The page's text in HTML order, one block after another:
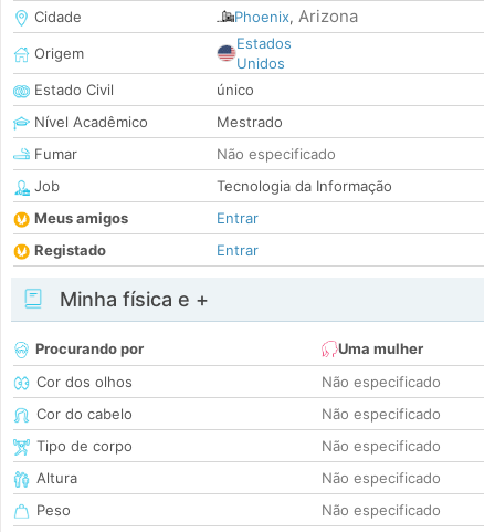
Cidade
Phoenix, Arizona
Origem
Estados
Unidos
Estado Civil
único
Nível Acadêmico
Mestrado
Fumar
Não especificado
Job
Tecnologia da Informação
Meus amigos
Entrar
Registado
Entrar
Minha física e +
Procurando por
Uma mulher
Cor dos olhos
Não especificado
Cor do cabelo
Não especificado
Tipo de corpo
Não especificado
Altura
Não especificado
Peso
Não especificado